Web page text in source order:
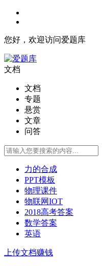
您好，欢迎访问爱题库
文档
文档
专题
悬赏
文章
问答
力的合成
PPT模板
物理课件
物联网IOT
2018高考答案
数学答案
英语
上传文档赚钱